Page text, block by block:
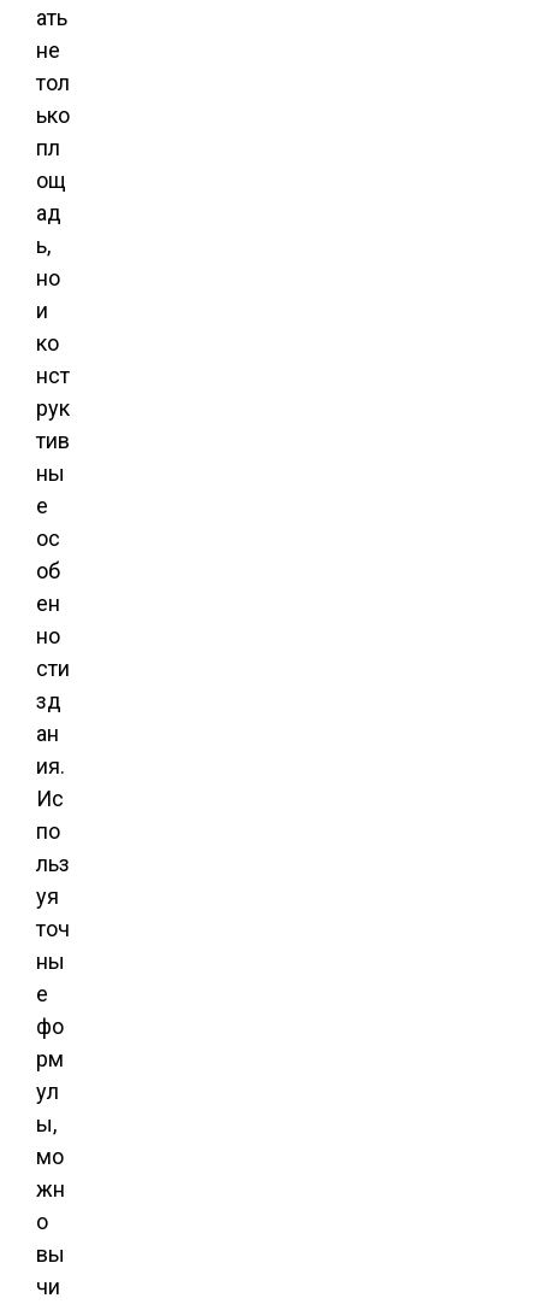
ать
не
тол
ько
пл
ощ
ад
ь,
но
и
ко
нст
рук
тив
ны
е
ос
об
ен
но
сти
зд
ан
ия.
Ис
по
льз
уя
точ
ны
е
фо
рм
ул
ы,
мо
жн
о
вы
чи